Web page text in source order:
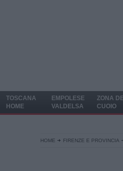
TOSCANA
HOME
EMPOLESE
VALDELSA
ZONA
CUOIO
HOME FIRENZE E PROVINCIA